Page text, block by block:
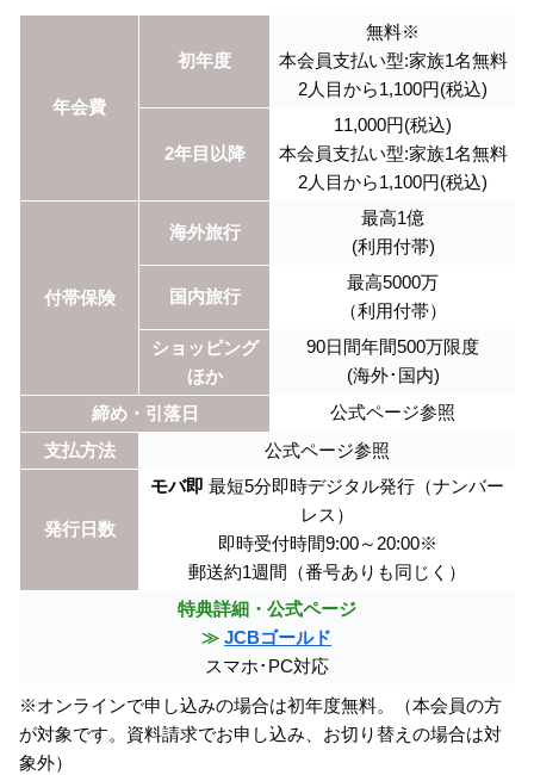
年会費
初年度
無料※
本会員支払い型:家族1名無料
2人目から1,100円(税込)
2年目以降
11,000円(税込)
本会員支払い型:家族1名無料
2人目から1,100円(税込)
付帯保険
海外旅行
最高1億
(利用付帯)
国内旅行
最高5000万
（利用付帯）
ショッピング
ほか
90日間年間500万限度
(海外･国内)
締め・引落日
公式ページ参照
支払方法
公式ページ参照
発行日数
モバ即 最短5分即時デジタル発行（ナンバー
レス）
即時受付時間9:00～20:00※
郵送約1週間（番号ありも同じく）
特典詳細・公式ページ
≫ JCBゴールド
スマホ･PC対応
※オンラインで申し込みの場合は初年度無料。（本会員の方
が対象です。資料請求でお申し込み、お切り替えの場合は対
象外）